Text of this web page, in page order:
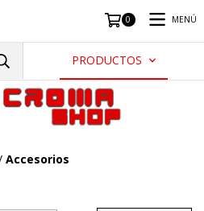
0 MENÚ
PRODUCTOS
Accesorios